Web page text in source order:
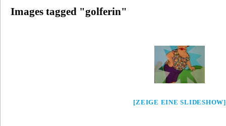
Images tagged "golferin"
[ZEIGE EINE SLIDESHOW]